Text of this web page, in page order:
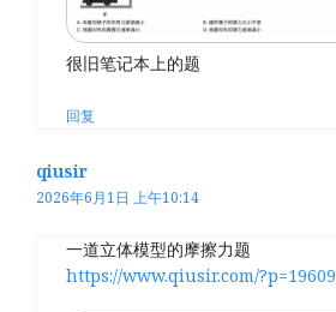
很旧笔记本上的题
回复
qiusir
2026年6月1日 上午10:14
一道立体模型的摩擦力题
https://www.qiusir.com/?p=19609